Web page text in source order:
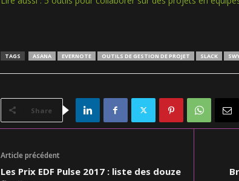
TAGS ASANA EVERNOTE OUTILS DE GESTION DE PROJET SLACK
Share
Article précédent
Les Prix EDF Pulse 2017 : liste des douze